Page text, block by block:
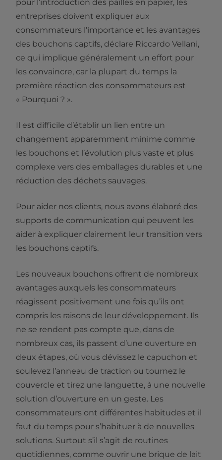
pour l’introduction des pailles en papier, les
entreprises doivent expliquer aux
consommateurs l’importance et les avantages
des bouchons captifs, déclare Riccardo Vellani,
ce qui implique généralement un effort pour
les convaincre, car la plupart du temps la
première réaction des consommateurs est
« Pourquoi ? ».
Il est difficile d’établir un lien entre un
changement apparemment minime comme
les bouchons et l’évolution plus vaste et plus
complexe vers des emballages durables et une
réduction des déchets sauvages.
Pour aider nos clients, nous avons élaboré des
supports de communication qui peuvent les
aider à expliquer clairement leur transition vers
les bouchons captifs.
Les nouveaux bouchons offrent de nombreux
avantages auxquels les consommateurs
réagissent positivement une fois qu’ils ont
compris les raisons de leur développement. Ils
ne se rendent pas compte que, dans de
nombreux cas, ils passent d’une ouverture en
deux étapes, où vous dévissez le capuchon et
soulevez l’anneau de traction ou tournez le
couvercle et tirez une languette, à une nouvelle
solution d’ouverture en un geste. Les
consommateurs ont différentes habitudes et il
faut du temps pour s’habituer à de nouvelles
solutions. Surtout s’il s’agit de routines
quotidiennes, comme ouvrir une brique de lait